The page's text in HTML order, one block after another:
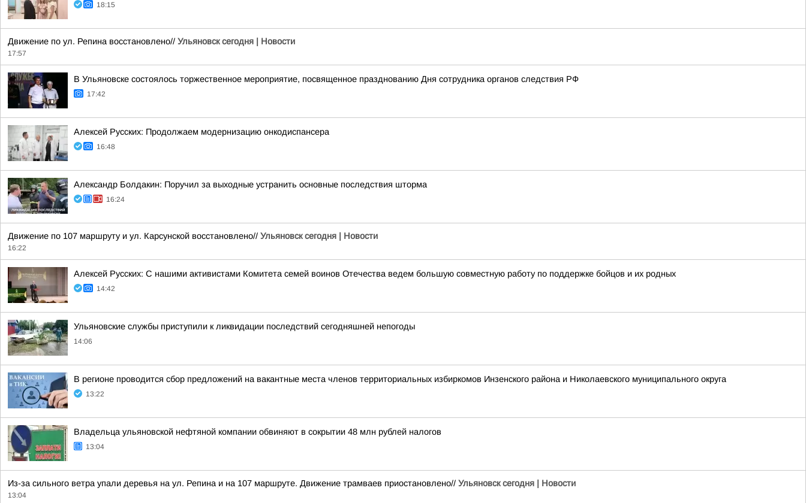
18:15
Движение по ул. Репина восстановлено// Ульяновск сегодня | Новости
17:57
В Ульяновске состоялось торжественное мероприятие, посвященное празднованию Дня сотрудника органов следствия РФ
17:42
Алексей Русских: Продолжаем модернизацию онкодиспансера
16:48
Александр Болдакин: Поручил за выходные устранить основные последствия шторма
16:24
Движение по 107 маршруту и ул. Карсунской восстановлено// Ульяновск сегодня | Новости
16:22
Алексей Русских: С нашими активистами Комитета семей воинов Отечества ведем большую совместную работу по поддержке бойцов и их родных
14:42
Ульяновские службы приступили к ликвидации последствий сегодняшней непогоды
14:06
В регионе проводится сбор предложений на вакантные места членов территориальных избиркомов Инзенского района и Николаевского муниципального округа
13:22
Владельца ульяновской нефтяной компании обвиняют в сокрытии 48 млн рублей налогов
13:04
Из-за сильного ветра упали деревья на ул. Репина и на 107 маршруте. Движение трамваев приостановлено// Ульяновск сегодня | Новости
13:04